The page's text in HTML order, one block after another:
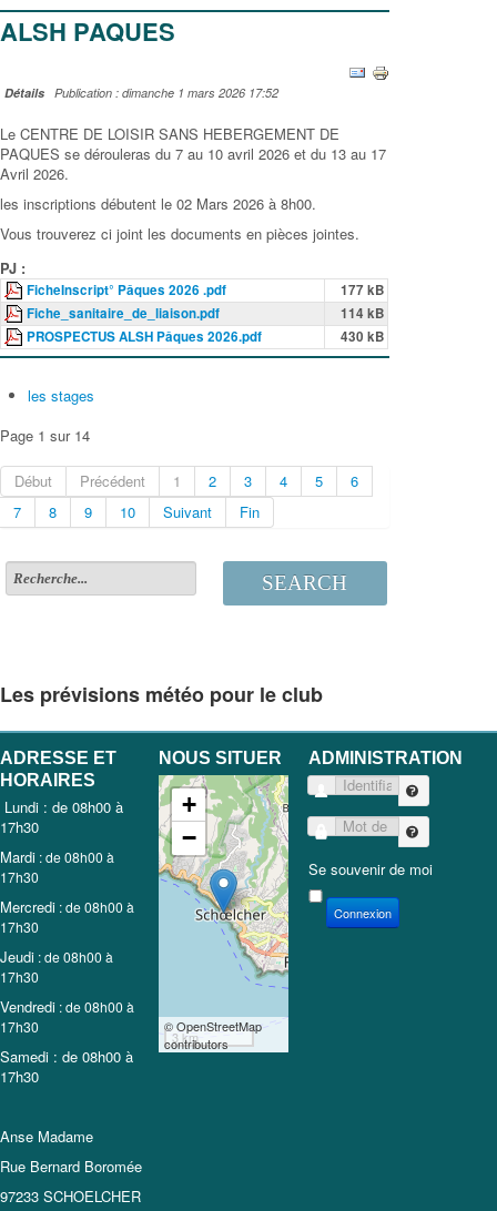
ALSH PAQUES
Détails Publication : dimanche 1 mars 2026 17:52
Le CENTRE DE LOISIR SANS HEBERGEMENT DE
PAQUES se dérouleras du 7 au 10 avril 2026 et du 13 au 17
Avril 2026.
les inscriptions débutent le 02 Mars 2026 à 8h00.
Vous trouverez ci joint les documents en pièces jointes.
PJ :
FicheInscript° Pâques 2026 .pdf
177 kB
Fiche_sanitaire_de_liaison.pdf
114 kB
PROSPECTUS ALSH Pâques 2026.pdf
430 kB
les stages
Page 1 sur 14
Début Précédent 1 2 3 4 5
6
7
8 9 10 Suivant Fin
SEARCH
Les prévisions météo pour le club
ADRESSE ET
HORAIRES
Lundi : de 08h00 à
17h30
Mardi : de 08h00 à
17h30
Mercredi : de 08h00 à
17h30
Jeudi : de 08h00 à
17h30
Vendredi : de 08h00 à
17h30
Samedi : de 08h00 à
17h30
Anse Madame
Rue Bernard Boromée
97233 SCHOELCHER
NOUS SITUER
+
−
3 km
© OpenStreetMap
contributors
ADMINISTRATION
Identifiant
Mot de passe
Se souvenir de moi
Connexion